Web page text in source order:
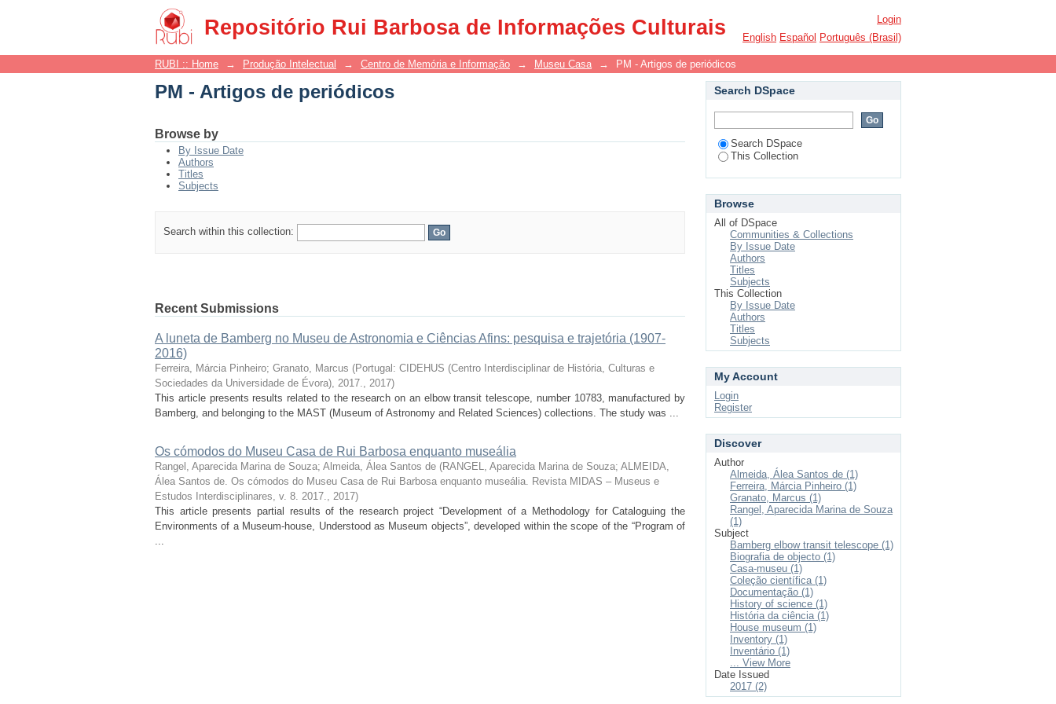
Repositório Rui Barbosa de Informações Culturais
PM - Artigos de periódicos
Login
English Español Português (Brasil)
RUBI :: Home → Produção Intelectual → Centro de Memória e Informação → Museu Casa → PM - Artigos de periódicos
PM - Artigos de periódicos
Browse by
By Issue Date
Authors
Titles
Subjects
Search within this collection:
Recent Submissions
A luneta de Bamberg no Museu de Astronomia e Ciências Afins: pesquisa e trajetória (1907-
2016)
Ferreira, Márcia Pinheiro; Granato, Marcus (Portugal: CIDEHUS (Centro Interdisciplinar de História, Culturas e
Sociedades da Universidade de Évora), 2017., 2017)
This article presents results related to the research on an elbow transit telescope, number 10783, manufactured by
Bamberg, and belonging to the MAST (Museum of Astronomy and Related Sciences) collections. The study was ...
Os cómodos do Museu Casa de Rui Barbosa enquanto museália
Rangel, Aparecida Marina de Souza; Almeida, Álea Santos de (RANGEL, Aparecida Marina de Souza; ALMEIDA,
Álea Santos de. Os cómodos do Museu Casa de Rui Barbosa enquanto museália. Revista MIDAS – Museus e
Estudos Interdisciplinares, v. 8. 2017., 2017)
This article presents partial results of the research project “Development of a Methodology for Cataloguing the
Environments of a Museum-house, Understood as Museum objects”, developed within the scope of the “Program of
...
Search DSpace
Search DSpace
This Collection
Browse
All of DSpace
Communities & Collections
By Issue Date
Authors
Titles
Subjects
This Collection
By Issue Date
Authors
Titles
Subjects
My Account
Login
Register
Discover
Author
Almeida, Álea Santos de (1)
Ferreira, Márcia Pinheiro (1)
Granato, Marcus (1)
Rangel, Aparecida Marina de Souza
(1)
Subject
Bamberg elbow transit telescope (1)
Biografia de objecto (1)
Casa-museu (1)
Coleção científica (1)
Documentação (1)
History of science (1)
História da ciência (1)
House museum (1)
Inventory (1)
Inventário (1)
... View More
Date Issued
2017 (2)